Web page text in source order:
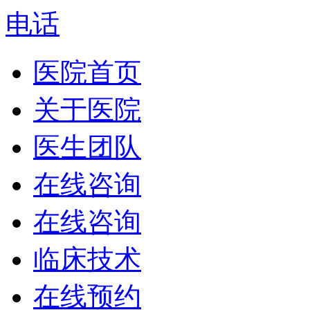
电话
医院首页
关于医院
医生团队
在线咨询
在线咨询
临床技术
在线预约